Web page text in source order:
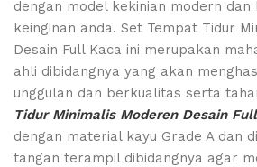
dengan model kekinian modern dan
keinginan anda. Set Tempat Tidur
Desain Full Kaca ini merupakan
ahli dibidangnya yang akan
unggulan dan berkualitas serta
Tidur Minimalis Moderen Desain
dengan material kayu Grade A dan
tangan terampil dibidangnya agar